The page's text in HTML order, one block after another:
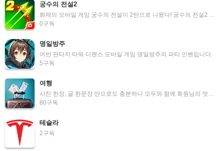
궁수의 전설2
화제의 모바일 게임 궁수의 전설이 2탄으로 나왔다! 궁수의 전설2 파티 인벤입니다.
0구독
명일방주
어반 판타지 타워 디펜스 모바일 게임 명일방주의 파티 인벤입니다.
5구독
여행
사진 한장, 글 한문장 만으로도 충분하니 모두와 함께 회원님의 멋진 추억을 공유해보세요!
80구독
테슬라
2구독